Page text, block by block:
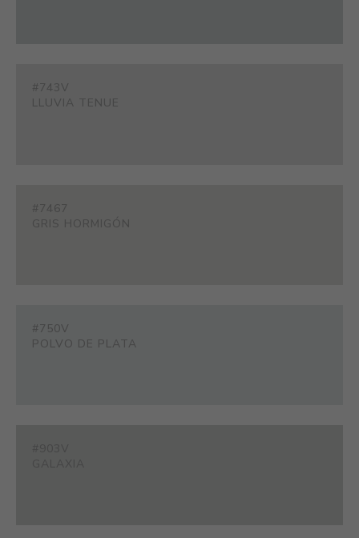
#743V
LLUVIA TENUE
#7467
GRIS HORMIGÓN
#750V
POLVO DE PLATA